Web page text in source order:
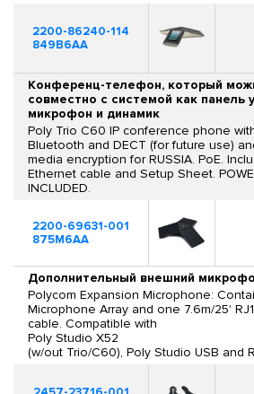
2200-86240-114
849B6AA
Конференц-телефон, который
совместно с системой как панель
микрофон и динамик
Poly Trio C60 IP conference phone
Bluetooth and DECT (for future use)
media encryption for RUSSIA. PoE.
Ethernet cable and Setup Sheet.
INCLUDED.
2200-69631-001
875M6AA
Дополнительный внешний
Polycom Expansion Microphone:
Microphone Array and one 7.6m/25'
cable. Compatible with
Poly Studio X52
(w/out Trio/C60), Poly Studio USB and